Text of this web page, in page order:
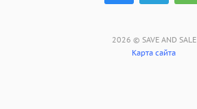
2026 © SAVE AND SALE
Карта сайта